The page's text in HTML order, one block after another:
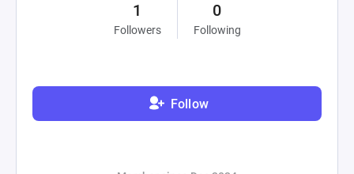
1
Followers
0
Following
Follow